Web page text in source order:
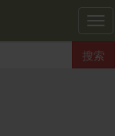
古
诗
集
搜索